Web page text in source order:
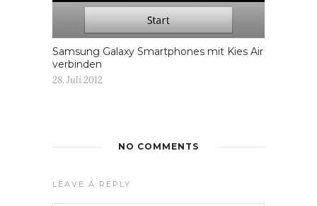
Samsung Galaxy Smartphones mit Kies Air
verbinden
28. Juli 2012
NO COMMENTS
LEAVE A REPLY